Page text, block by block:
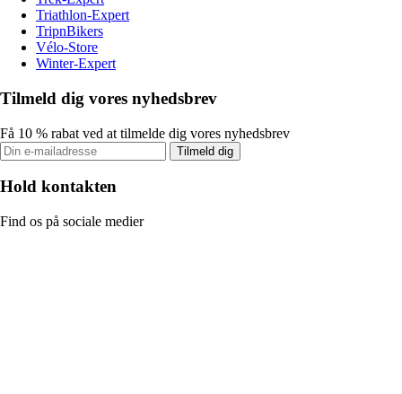
Triathlon-Expert
TripnBikers
Vélo-Store
Winter-Expert
Tilmeld dig vores nyhedsbrev
Få 10 % rabat ved at tilmelde dig vores nyhedsbrev
Tilmeld dig
Hold kontakten
Find os på sociale medier